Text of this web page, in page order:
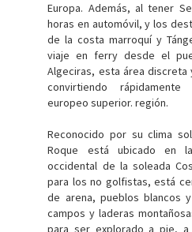
Europa. Además, al tener
horas en automóvil, y los
de la costa marroquí y
viaje en ferry desde el
Algeciras, esta área discreta
convirtiendo
europeo superior. región.
Reconocido por su clima
Roque está ubicado en
occidental de la soleada
para los no golfistas, está
de arena, pueblos blancos
campos y laderas
para ser explorado a pie, a